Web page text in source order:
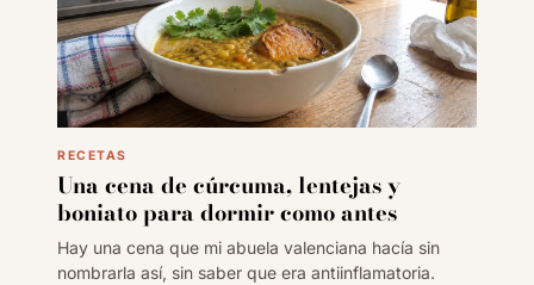
RECETAS
Una cena de cúrcuma, lentejas y
boniato para dormir como antes
Hay una cena que mi abuela valenciana hacía sin
nombrarla así, sin saber que era antiinflamatoria.